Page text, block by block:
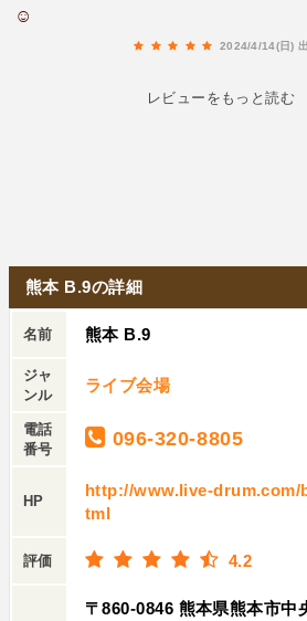
☺️
2024/4/14(日)
レビューをもっと読む
熊本 B.9の詳細
名前 熊本 B.9
ジャ
ンル
ライブ会場
電話
番号
096-320-8805
HP
http://www.live-drum.com/
tml
評価 4.2
〒860-0846 熊本県熊本市中